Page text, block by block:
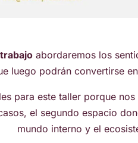
abordaremos los
luego podrán convertirse
para este taller porque
el segundo espacio
mundo interno y el